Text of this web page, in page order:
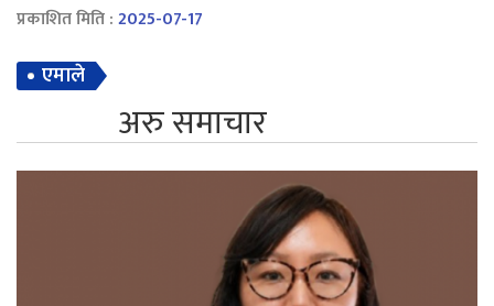
प्रकाशित मिति :2025-07-17
एमाले
अरु समाचार